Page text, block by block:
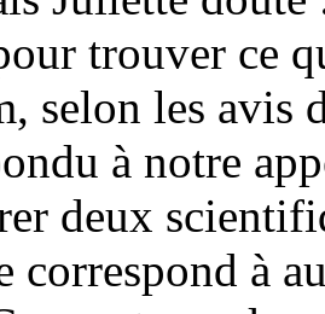
trouver ce
selon les avis
à notre
deux
correspond à